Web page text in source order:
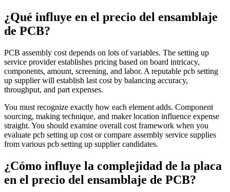
¿Qué influye en el precio del ensamblaje
de PCB?
PCB assembly cost depends on lots of variables. The setting up
service provider establishes pricing based on board intricacy,
components, amount, screening, and labor. A reputable pcb setting
up supplier will establish last cost by balancing accuracy,
throughput, and part expenses.
You must recognize exactly how each element adds. Component
sourcing, making technique, and maker location influence expense
straight. You should examine overall cost framework when you
evaluate pcb setting up cost or compare assembly service supplies
from various pcb setting up supplier candidates.
¿Cómo influye la complejidad de la placa
en el precio del ensamblaje de PCB?